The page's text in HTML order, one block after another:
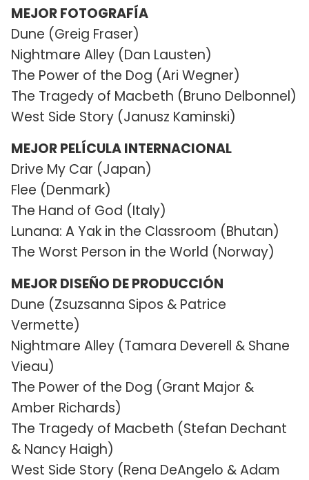
MEJOR FOTOGRAFÍA
Dune (Greig Fraser)
Nightmare Alley (Dan Lausten)
The Power of the Dog (Ari Wegner)
The Tragedy of Macbeth (Bruno Delbonnel)
West Side Story (Janusz Kaminski)
MEJOR PELÍCULA INTERNACIONAL
Drive My Car (Japan)
Flee (Denmark)
The Hand of God (Italy)
Lunana: A Yak in the Classroom (Bhutan)
The Worst Person in the World (Norway)
MEJOR DISEÑO DE PRODUCCIÓN
Dune (Zsuzsanna Sipos & Patrice
Vermette)
Nightmare Alley (Tamara Deverell & Shane
Vieau)
The Power of the Dog (Grant Major &
Amber Richards)
The Tragedy of Macbeth (Stefan Dechant
& Nancy Haigh)
West Side Story (Rena DeAngelo & Adam